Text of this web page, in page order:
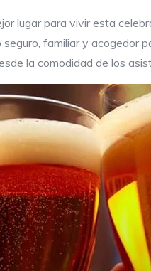
lugar para vivir esta
familiar y acogedor
la comodidad de los